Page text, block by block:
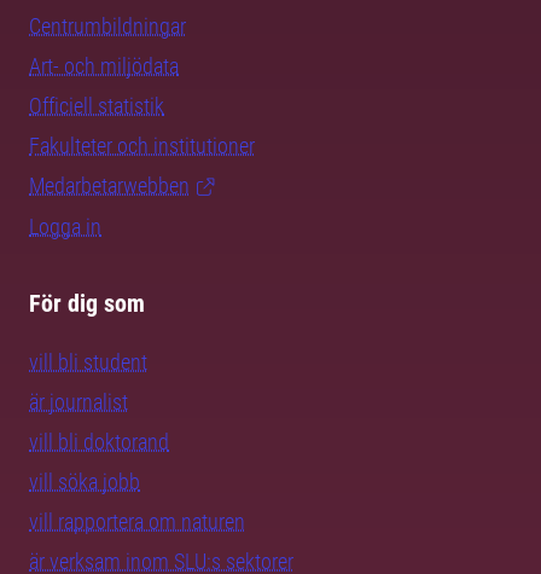
Centrumbildningar
Art- och miljödata
Officiell statistik
Fakulteter och institutioner
Medarbetarwebben
Logga in
För dig som
vill bli student
är journalist
vill bli doktorand
vill söka jobb
vill rapportera om naturen
är verksam inom SLU:s sektorer